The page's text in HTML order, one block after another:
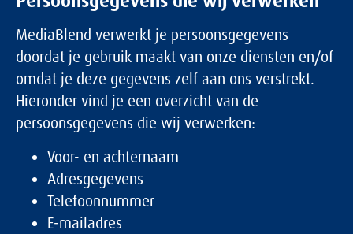
MediaBlend verwerkt je persoonsgegevens
doordat je gebruik maakt van onze diensten en/of
omdat je deze gegevens zelf aan ons verstrekt.
Hieronder vind je een overzicht van de
persoonsgegevens die wij verwerken:
Voor- en achternaam
Adresgegevens
Telefoonnummer
E-mailadres